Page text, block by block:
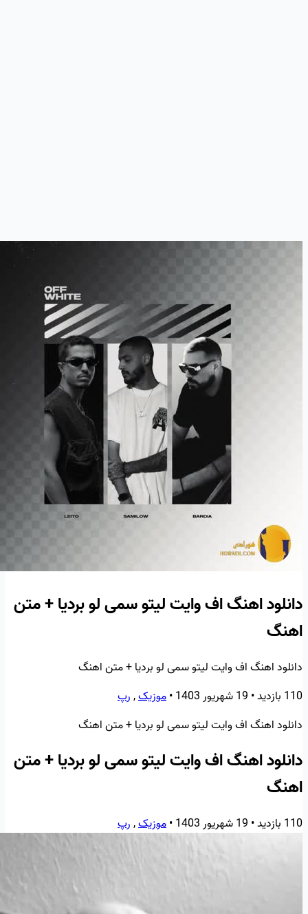
دانلود اهنگ اف وایت لیتو سمی لو بردیا + متن
اهنگ
دانلود اهنگ اف وایت لیتو سمی لو بردیا + متن اهنگ
110 بازدید
• 19 شهریور 1403 •موزیک,رپ
دانلود اهنگ اف وایت لیتو سمی لو بردیا + متن اهنگ
دانلود اهنگ اف وایت لیتو سمی لو بردیا + متن
اهنگ
110 بازدید • 19 شهریور 1403 •موزیک,رپ